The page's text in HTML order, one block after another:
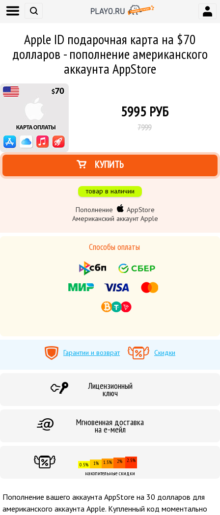
Apple ID подарочная карта на $70
долларов - пополнение американского
аккаунта AppStore
5995РУБ
7999
КУПИТЬ
товар в наличии
Пополнение
AppStore
Американский аккаунт Apple
Способы оплаты
Гарантии и возврат Скидки
Лицензионный
ключ
Мгновенная доставка
на е-мейл
0.5% 1% 1.5% 2% 2.5%
накопительные скидки
Пополнение вашего аккаунта AppStore на 30 долларов для
американского аккаунта Apple. Купленный код моментально